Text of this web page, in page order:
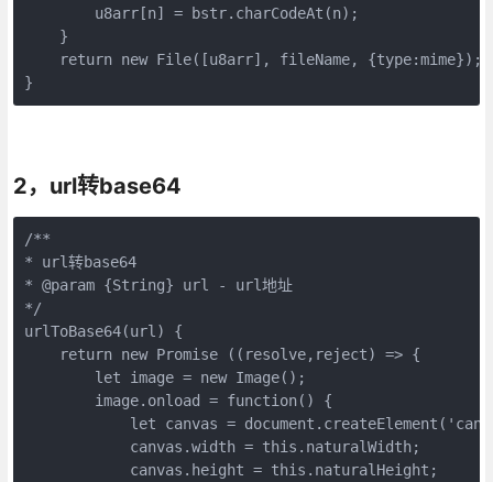
        u8arr[n] = bstr.charCodeAt(n);
    }
    return new File([u8arr], fileName, {type:mime});
}
2，url转base64
/**
* url转base64
* @param {String} url - url地址
*/
urlToBase64(url) {
    return new Promise ((resolve,reject) => {
        let image = new Image();
        image.onload = function() {
let canvas =
            canvas.width = this.naturalWidth;
            canvas.height = this.naturalHeight;